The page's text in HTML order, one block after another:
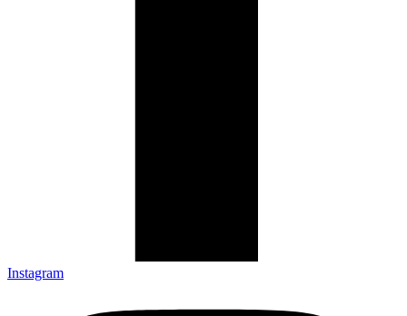
Instagram